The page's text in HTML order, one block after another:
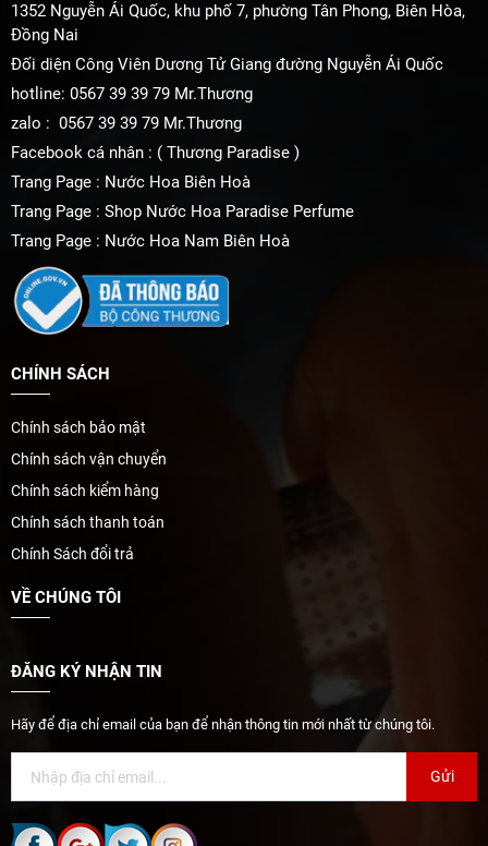
1352 Nguyễn Ái Quốc, khu phố 7, phường Tân Phong, Biên Hòa,
Đồng Nai
Đối diện Công Viên Dương Tử Giang đường Nguyễn Ái Quốc
hotline: 0567 39 39 79 Mr.Thương
zalo : 0567 39 39 79 Mr.Thương
Facebook cá nhân : ( Thương Paradise )
Trang Page : Nước Hoa Biên Hoà
Trang Page : Shop Nước Hoa Paradise Perfume
Trang Page : Nước Hoa Nam Biên Hoà
CHÍNH SÁCH
Chính sách bảo mật
Chính sách vận chuyển
Chính sách kiểm hàng
Chính sách thanh toán
Chính Sách đổi trả
VỀ CHÚNG TÔI
ĐĂNG KÝ NHẬN TIN
Hãy để địa chỉ email của bạn để nhận thông tin mới nhất từ chúng tôi.
Gửi